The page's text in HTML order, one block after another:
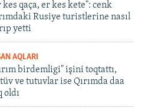
kes qaça, er kes kete": cenk
Rusiye turistlerine nasıl
yetti
AQLARI
birdemligi" işini toqtattı,
ve tutuvlar ise Qırımda daa
oldı